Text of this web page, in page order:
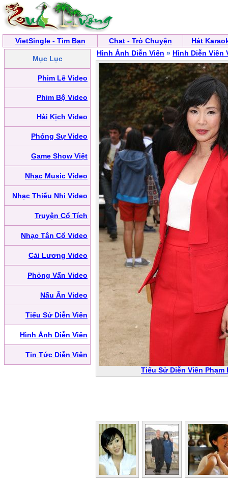
VietSingle - Tìm Bạn Chat - Trò Chuyện Hát
Mục Lục
Phim Lẽ Video
Phim Bộ Video
Hài Kịch Video
Phóng Sự Video
Game Show Việt
Nhạc Music Video
Nhạc Thiếu Nhi Video
Truyện Cổ Tích
Nhạc Tân Cổ Video
Cải Lương Video
Phỏng Vấn Video
Nấu Ăn Video
Tiểu Sử Diễn Viên
Hình Ảnh Diễn Viên
Tin Tức Diễn Viên
Hình Ảnh Diễn Viên » Hình Diễn Viên
Tiểu Sử Diễn Viên Phạm